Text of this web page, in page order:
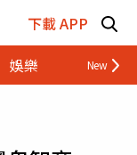
下載 APP
娛樂 財經